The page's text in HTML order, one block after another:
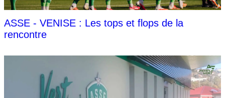
ASSE - VENISE : Les tops et flops de la
rencontre